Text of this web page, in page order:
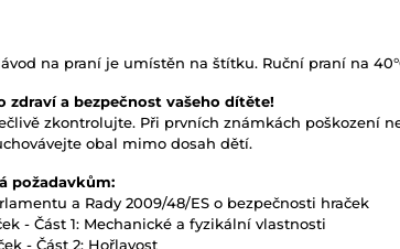
na praní je umístěn na štítku. Ruční praní na
zdraví a bezpečnost vašeho dítěte!
zkontrolujte. Při prvních známkách poškození
obal mimo dosah dětí.
požadavkům:
a Rady 2009/48/ES o bezpečnosti hraček
- Část 1: Mechanické a fyzikální vlastnosti
- Část 2: Hořlavost